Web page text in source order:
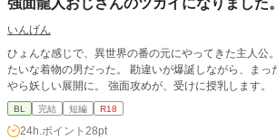
強面龍人おじさんのツガイになりました。
いんげん
ひょんな感じで、異世界の番の元にやってきた主人公。 番は、やくざの組長み
たいな着物の男だった。 勘違いが爆誕しながら、まったり過ごしていたが、何
やら妖しい展開に。 強面攻めが、受けに授乳します。
BL 完結 短編 R18
24h.ポイント 28pt